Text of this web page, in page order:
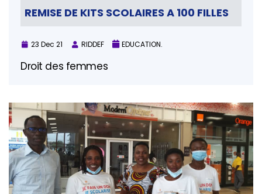
REMISE DE KITS SCOLAIRES A 100 FILLES
23 Dec 21 RIDDEF EDUCATION.
Droit des femmes